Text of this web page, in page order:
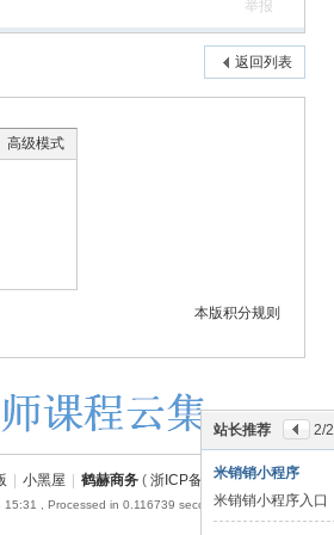
举报
返回列表
高级模式
本版积分规则
站长推荐 2/2
米销销小程序
米销销小程序入口
| 小黑屋 | 鹤赫商务 ( 浙ICP备18054110号-1)
15:31 , Processed in 0.116739 second(s), 19 queries .